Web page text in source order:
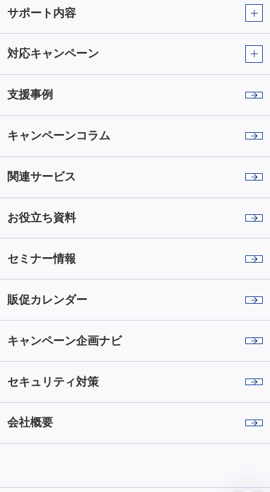
サポート内容
対応キャンペーン
支援事例
キャンペーンコラム
関連サービス
お役立ち資料
セミナー情報
販促カレンダー
キャンペーン企画ナビ
セキュリティ対策
会社概要